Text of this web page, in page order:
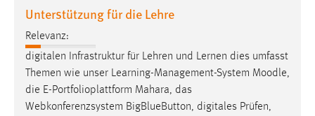
Unterstützung für die Lehre
Relevanz:
digitalen Infrastruktur für Lehren und Lernen dies umfasst
Themen wie unser Learning-Management-System Moodle,
die E-Portfolioplattform Mahara, das
Webkonferenzsystem BigBlueButton, digitales Prüfen,